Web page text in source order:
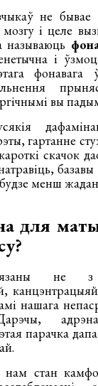
не
і целе
называюць
і
фонавага
вы
гартанне
скачок
менш
для
не з
нашага
парачка
нам стан